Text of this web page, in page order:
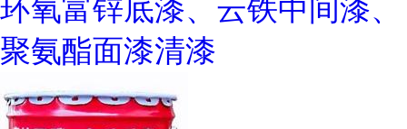
环氧富锌底漆、云铁中间漆、
聚氨酯面漆清漆